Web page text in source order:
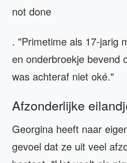
not done
. "Primetime als 17-jarig
en onderbroekje bevend
was achteraf niet oké."
Afzonderlijke
Georgina heeft naar
gevoel dat ze uit veel